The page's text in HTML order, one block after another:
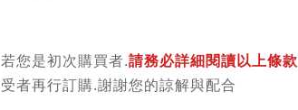
若您是初次購買者.請務必詳細閱讀以上條款
受者再行訂購.謝謝您的諒解與配合